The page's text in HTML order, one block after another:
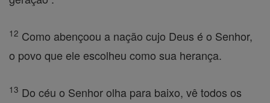
12 Como abençoou a nação cujo Deus é o Senhor,
o povo que ele escolheu como sua herança.
13 Do céu o Senhor olha para baixo, vê todos os